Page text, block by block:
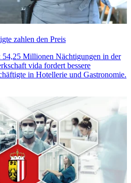
zahlen den Preis
54,25 Millionen Nächtigungen in der
vida fordert bessere
in Hotellerie und Gastronomie.